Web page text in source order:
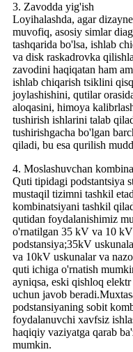
3. Zavodda yig'ish
Loyihalashda, agar
muvofiq, asosiy simlar
tashqarida bo'lsa, ishlab
va disk raskadrovka
zavodini haqiqatan ham
ishlab chiqarish tsiklini
joylashishini, qutilar
aloqasini, himoya
tushirish ishlarini talab
tushirishgacha bo'lgan
qiladi, bu esa qurilish
4. Moslashuvchan
Quti tipidagi podstantsiya
mustaqil tizimni tashkil
kombinatsiyani tashkil
qutidan foydalanishimiz
o'rnatilgan 35 kV va 10
podstansiya;35kV
va 10kV uskunalar va
quti ichiga o'rnatish
ayniqsa, eski qishloq
uchun javob
podstansiyaning sobit
foydalanuvchi xavfsiz
haqiqiy vaziyatga qarab
mumkin.